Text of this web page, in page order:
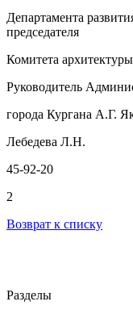
Департамента
председателя
Комитета
Руководитель
города Кургана А.Г.
Лебедева Л.Н.
45-92-20
2
Возврат к списку
Разделы